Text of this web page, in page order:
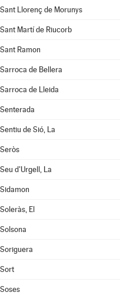
Sant Llorenç de Morunys
Sant Martí de Riucorb
Sant Ramon
Sarroca de Bellera
Sarroca de Lleida
Senterada
Sentiu de Sió, La
Seròs
Seu d'Urgell, La
Sidamon
Soleràs, El
Solsona
Soriguera
Sort
Soses